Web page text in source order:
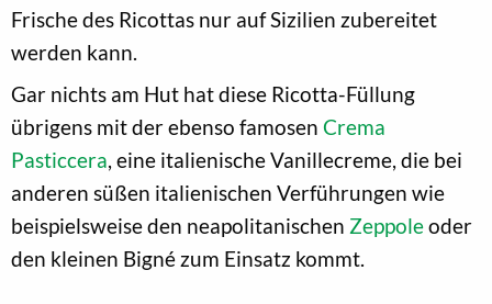
Frische des Ricottas nur auf Sizilien zubereitet
werden kann.
Gar nichts am Hut hat diese Ricotta-Füllung
übrigens mit der ebenso famosen Crema
Pasticcera, eine italienische Vanillecreme, die bei
anderen süßen italienischen Verführungen wie
beispielsweise den neapolitanischen Zeppoleoder
den kleinen Bigné zum Einsatz kommt.